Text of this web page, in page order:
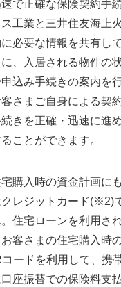
速で正確な保険契約手
工業と三井住友海上
必要な情報を共有し
、入居される物件の
込み手続きの案内を
客さまご自身による契
きを正確・迅速に進
ことができます。
宅購入時の資金計画に
レジットカード(※2)
。住宅ローンを利用さ
客さまの住宅購入時
ードを利用して、携
座振替での保険料支